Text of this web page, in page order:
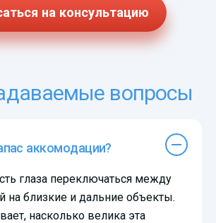
на консультацию
вопросы
аккомодации?
глаза переключаться между
на близкие и дальние объекты.
насколько велика эта